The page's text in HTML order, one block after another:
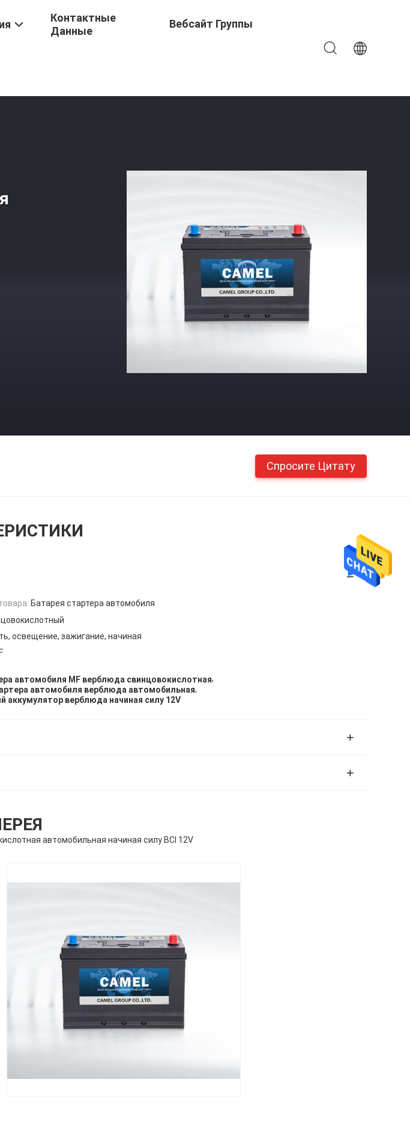
Контактные
Данные
Вебсайт Группы
Спросите Цитату
Батарея стартера автомобиля
освещение, зажигание, начиная
автомобиля MF верблюда свинцовокислотная,
автомобиля верблюда автомобильная,
аккумулятор верблюда начиная силу 12V
автомобильная начиная силу BCI 12V